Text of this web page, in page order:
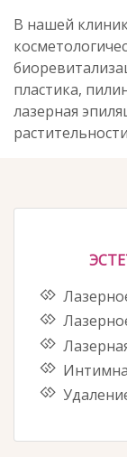
В нашей
пластика,
лазерная